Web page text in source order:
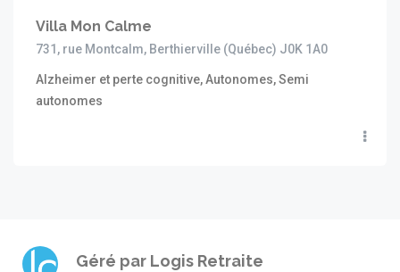
Villa Mon Calme
731, rue Montcalm, Berthierville (Québec) J0K 1A0
Alzheimer et perte cognitive, Autonomes, Semi
autonomes
Géré par Logis Retraite